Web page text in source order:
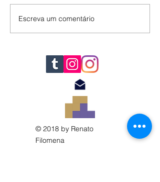
Escreva um comentário
© 2018 by Renato
Filomena